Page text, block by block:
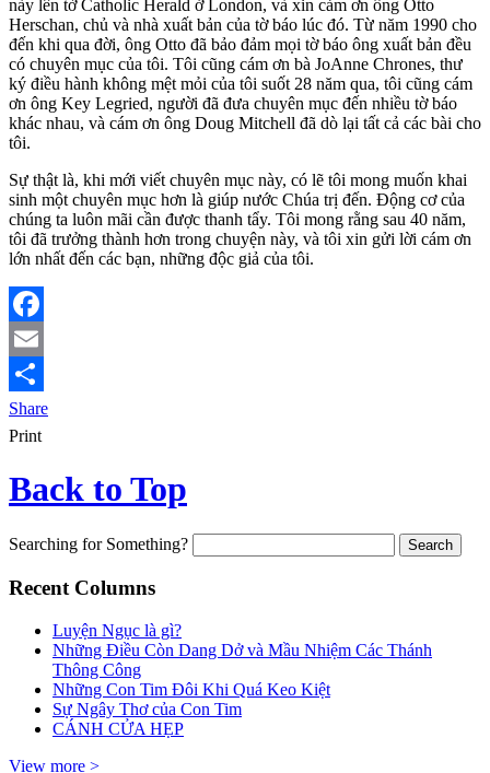
này lên tờ Catholic Herald ở London, và xin cảm ơn ông Otto
Herschan, chủ và nhà xuất bản của tờ báo lúc đó. Từ năm 1990 cho
đến khi qua đời, ông Otto đã bảo đảm mọi tờ báo ông xuất bản đều
có chuyên mục của tôi. Tôi cũng cám ơn bà JoAnne Chrones, thư
ký điều hành không mệt mỏi của tôi suốt 28 năm qua, tôi cũng cám
ơn ông Key Legried, người đã đưa chuyên mục đến nhiều tờ báo
khác nhau, và cám ơn ông Doug Mitchell đã dò lại tất cả các bài cho
tôi.
Sự thật là, khi mới viết chuyên mục này, có lẽ tôi mong muốn khai
sinh một chuyên mục hơn là giúp nước Chúa trị đến. Động cơ của
chúng ta luôn mãi cần được thanh tẩy. Tôi mong rằng sau 40 năm,
tôi đã trưởng thành hơn trong chuyện này, và tôi xin gửi lời cám ơn
lớn nhất đến các bạn, những độc giả của tôi.
Facebook
Email
Share
Print
Back to Top
Searching for Something?
Recent Columns
Luyện Ngục là gì?
Những Điều Còn Dang Dở và Mầu Nhiệm Các Thánh
Thông Công
Những Con Tim Đôi Khi Quá Keo Kiệt
Sự Ngây Thơ của Con Tim
CÁNH CỬA HẸP
View more >